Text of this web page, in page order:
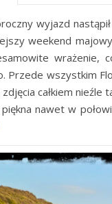
wyjazd nastąpił
weekend
Przede wszystkim
całkiem
nawet w